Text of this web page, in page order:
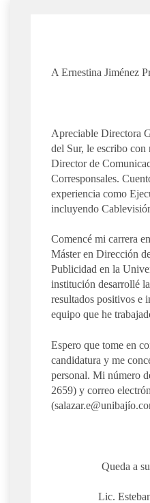
A Ernestina Jiménez
Apreciable Directora
del Sur, le escribo con
Director de
Corresponsales.
experiencia como
incluyendo
Comencé mi carrera
Máster en Dirección
Publicidad en la
institución desarrollé
resultados positivos e
equipo que he
Espero que tome en
candidatura y me
personal. Mi número
2659) y correo
Queda a
Lic.